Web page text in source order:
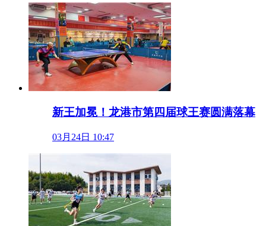
新王加冕！龙港市第四届球王赛圆满落幕
03月24日 10:47